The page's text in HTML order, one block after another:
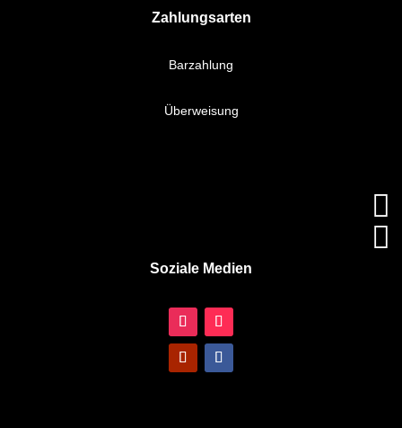
Zahlungsarten
Barzahlung
Überweisung
Soziale Medien

